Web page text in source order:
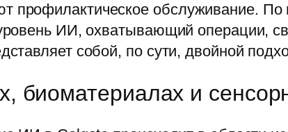
обслуживание. По
ИИ, охватывающий операции,
собой, по сути, двойной
биоматериалах и